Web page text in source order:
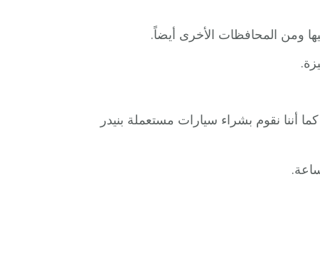
وشراء
ومن المحافظات الأخرى أيضاً.
أننا نقوم بشراء سيارات مستعملة بنيدر